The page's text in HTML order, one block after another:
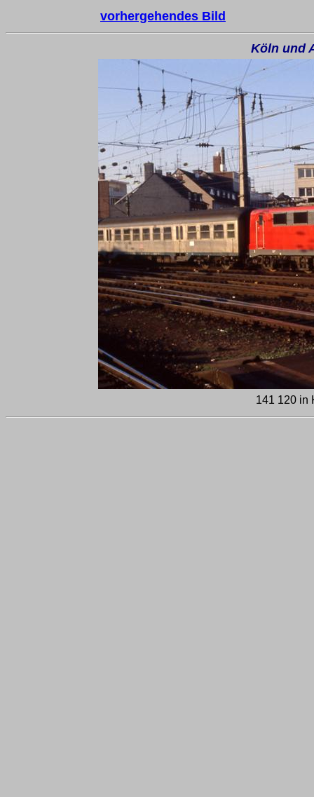
vorhergehendes Bild
Köln und
141 120 in